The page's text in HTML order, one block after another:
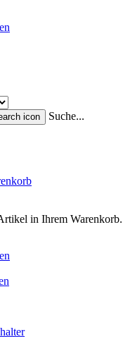
Suche...
in Ihrem Warenkorb.